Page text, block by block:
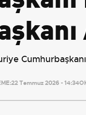
22 Temmuz 2026 - 14:34